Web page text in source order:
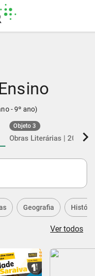
- 9º ano)
Objeto 3
Obras Literárias | 2024
Geografia
Ver todos